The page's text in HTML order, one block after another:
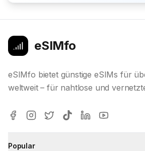
eSIMfo
eSIMfo bietet günstige eSIMs für
weltweit – für nahtlose und
Popular